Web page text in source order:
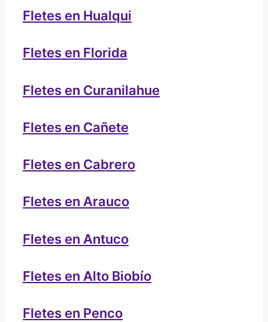
Fletes en Hualqui
Fletes en Florida
Fletes en Curanilahue
Fletes en Cañete
Fletes en Cabrero
Fletes en Arauco
Fletes en Antuco
Fletes en Alto Biobío
Fletes en Penco